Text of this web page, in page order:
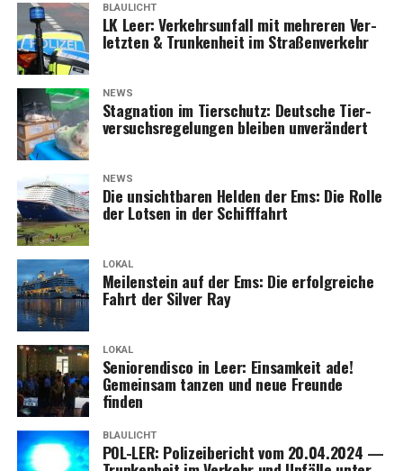
BLAULICHT
LK Leer: Ver­kehrs­un­fall mit meh­re­ren Ver­
letz­ten & Trun­ken­heit im Straßenverkehr
NEWS
Sta­gna­ti­on im Tier­schutz: Deut­sche Tier­
ver­suchs­re­ge­lun­gen blei­ben unverändert
NEWS
Die unsicht­ba­ren Hel­den der Ems: Die Rol­le
der Lot­sen in der Schifffahrt
LOKAL
Mei­len­stein auf der Ems: Die erfolg­rei­che
Fahrt der Sil­ver Ray
LOKAL
Senio­ren­dis­co in Leer: Ein­sam­keit ade!
Gemein­sam tan­zen und neue Freun­de
finden
BLAULICHT
POL-LER: Poli­zei­be­richt vom 20.04.2024 —